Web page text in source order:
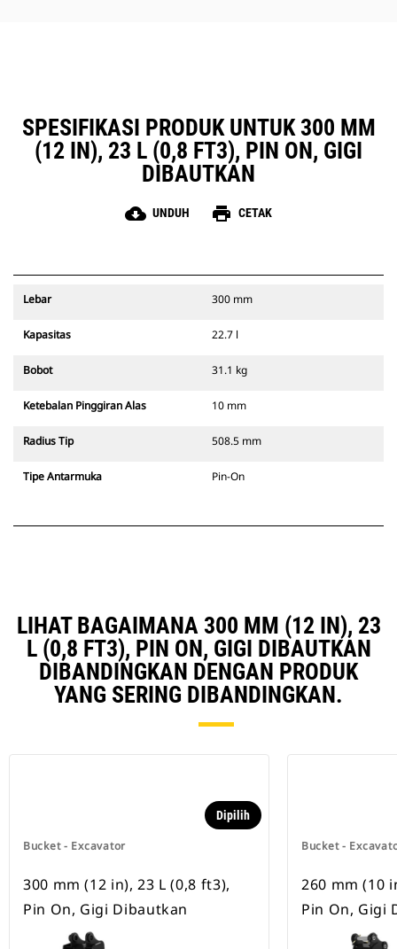
SPESIFIKASI PRODUK UNTUK 300 MM
(12 IN), 23 L (0,8 FT3), PIN ON, GIGI
DIBAUTKAN
cloud_download UNDUH print CETAK
Lebar 300 mm
Kapasitas 22.7 l
Bobot 31.1 kg
Ketebalan Pinggiran Alas 10 mm
Radius Tip 508.5 mm
Tipe Antarmuka Pin-On
LIHAT BAGAIMANA 300 MM (12 IN), 23
L (0,8 FT3), PIN ON, GIGI DIBAUTKAN
DIBANDINGKAN DENGAN PRODUK
YANG SERING DIBANDINGKAN.
Bucket - Excavator
Dipilih
300 mm (12 in), 23 L (0,8 ft3),
Pin On, Gigi Dibautkan
Bucket -
260 mm (10
Pin On, Gigi